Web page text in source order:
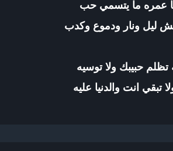
عمره ما يتسمي حب
ليل ونار ودموع وكدب
تظلم حبيبك ولا توسيه
تبقي انت والدنيا عليه